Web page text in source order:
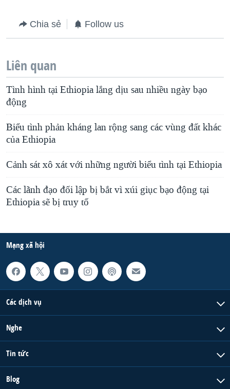
Chia sẻ Follow us
Liên quan
Tình hình tại Ethiopia lắng dịu sau nhiều ngày bạo
động
Biểu tình phản kháng lan rộng sang các vùng đất khác
của Ethiopia
Cảnh sát xô xát với những người biểu tình tại Ethiopia
Các lãnh đạo đối lập bị bắt vì xúi giục bạo động tại
Ethiopia sẽ bị truy tố
Mạng xã hội
Các dịch vụ
Nghe
Tin tức
Blog